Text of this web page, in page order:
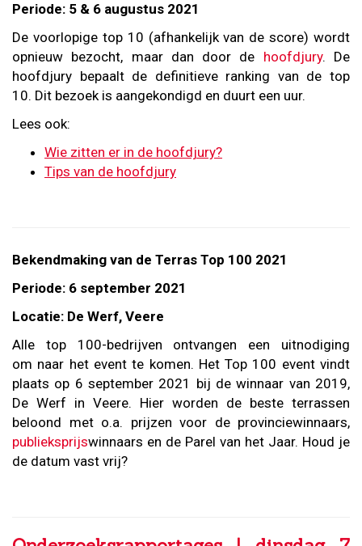
Periode: 5 & 6 augustus 2021
De voorlopige top 10 (afhankelijk van de score) wordt
opnieuw bezocht, maar dan door de hoofdjury. De
hoofdjury bepaalt de definitieve ranking van de top
10. Dit bezoek is aangekondigd en duurt een uur.
Lees ook:
Wie zitten er in de hoofdjury?
Tips van de hoofdjury
Bekendmaking van de Terras Top 100 2021
Periode: 6 september 2021
Locatie: De Werf, Veere
Alle top 100-bedrijven ontvangen een uitnodiging
om naar het event te komen. Het Top 100 event vindt
plaats op 6 september 2021 bij de winnaar van 2019,
De Werf in Veere. Hier worden de beste terrassen
beloond met o.a. prijzen voor de provinciewinnaars,
publieksprijswinnaars en de Parel van het Jaar. Houd je
de datum vast vrij?